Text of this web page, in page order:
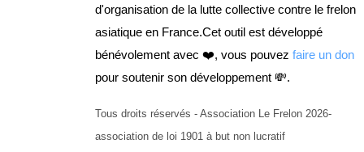
d'organisation de la lutte collective contre le frelon
asiatique en France.Cet outil est développé
bénévolement avec ❤️, vous pouvez faire un don
pour soutenir son développement 💸.
Tous droits réservés - Association Le Frelon 2026-
association de loi 1901 à but non lucratif